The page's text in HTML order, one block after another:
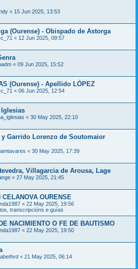
« 15 Jun 2025, 13:53
(Ourense) - Obispado de Astorga
« 12 Jun 2025, 09:57
« 09 Jun 2025, 15:52
(Ourense) - Apellido LÓPEZ
« 06 Jun 2025, 12:54
« 30 May 2025, 22:10
Garrido Lorenzo de Soutomaior
« 30 May 2025, 17:39
Villagarcia de Arousa, Lage
« 27 May 2025, 21:45
CELANOVA OURENSE
« 22 May 2025, 19:56
transcripcións e guías
NACIMIENTO O FE DE BAUTISMO
« 22 May 2025, 19:50
« 21 May 2025, 06:14